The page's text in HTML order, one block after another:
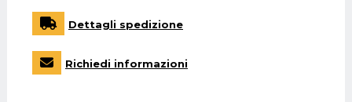
Dettagli spedizione
Richiedi informazioni